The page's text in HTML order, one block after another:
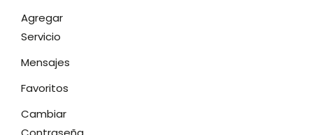
Agregar
Servicio
Mensajes
Favoritos
Cambiar